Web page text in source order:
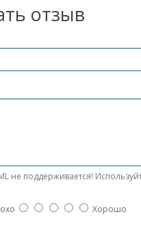
отзыв
не поддерживается!
Хорошо